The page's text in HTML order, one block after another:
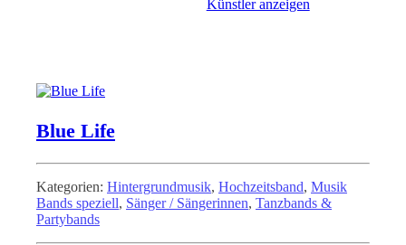
Künstler anzeigen
Blue Life
Kategorien: Hintergrundmusik, Hochzeitsband, Musik
Bands speziell, Sänger / Sängerinnen, Tanzbands &
Partybands